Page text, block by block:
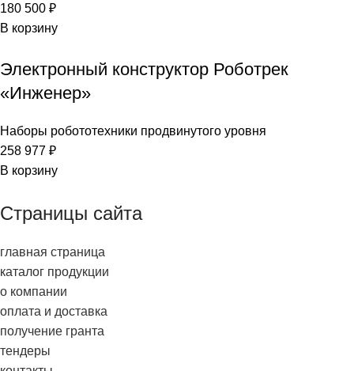
180 500 ₽
В корзину
Электронный конструктор Роботрек
«Инженер»
Наборы робототехники продвинутого уровня
258 977 ₽
В корзину
Страницы сайта
главная страница
каталог продукции
о компании
оплата и доставка
получение гранта
тендеры